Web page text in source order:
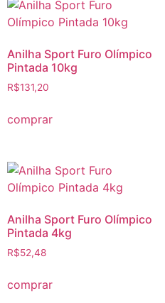
Anilha Sport Furo Olímpico
Pintada 10kg
R$131,20
comprar
Anilha Sport Furo Olímpico
Pintada 4kg
R$52,48
comprar